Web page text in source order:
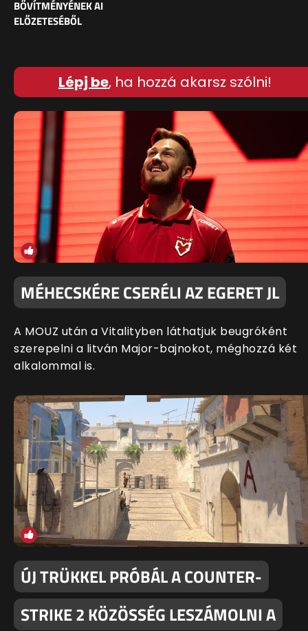
BŐVÍTMÉNYÉNEK AI
ELŐZETESÉBŐL
Lépj be, ha hozzá akarsz szólni!
MÉHECSKÉRE CSERÉLI AZ EGERET JL
A MOUZ után a Vitalityben láthatjuk beugróként
szerepelni a litván Major-bajnokot, méghozzá két
alkalommal is.
ÚJ TRÜKKEL PRÓBÁL A COUNTER-
STRIKE 2 KÖZÖSSÉG LESZÁMOLNI A